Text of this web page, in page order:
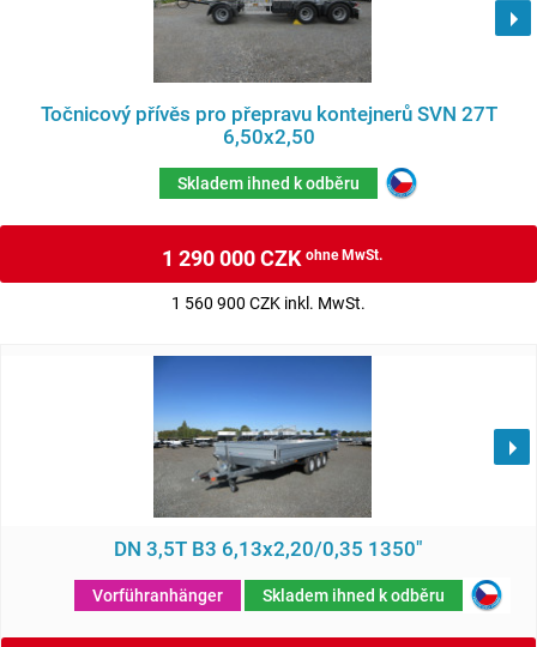
Točnicový přívěs pro přepravu kontejnerů SVN 27T
6,50x2,50
Skladem ihned k odběru
1 290 000 CZKohne MwSt.
1 560 900 CZK inkl. MwSt.
DN 3,5T B3 6,13x2,20/0,35 1350"
Vorführanhänger Skladem ihned k odběru